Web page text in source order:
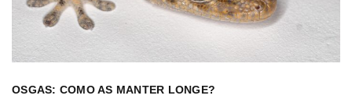
OSGAS: COMO AS MANTER LONGE?